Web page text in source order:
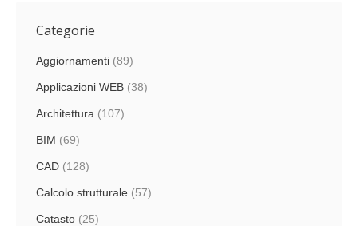
Categorie
Aggiornamenti (89)
Applicazioni WEB (38)
Architettura (107)
BIM (69)
CAD (128)
Calcolo strutturale (57)
Catasto (25)